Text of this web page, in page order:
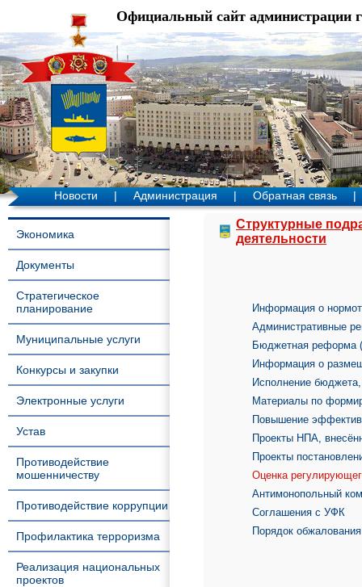
Официальный сайт администрации
Новости | Администрация | Обратная связь |
Экономика
Документы
Стратегическое
планирование
Муниципальные услуги
Конкурсы и закупки
Электронные услуги
Устав
Противодействие
мошенничеству
Противодействие коррупции
Профилактика терроризма
Реализация национальных
проектов
Структурные
деятельности
Информация о
Административные
Бюджетная реформа
Информация о
Исполнение бюджета,
Материалы по
Повышение
Проекты НПА,
Проекты
Оценка
Антимонопольный
Соглашения с УФК
Порядок